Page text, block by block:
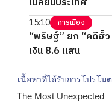
15:10 การเมือง
“พริษฐ์” ยก “คดีฮั้
เงิน 8.6 แสน